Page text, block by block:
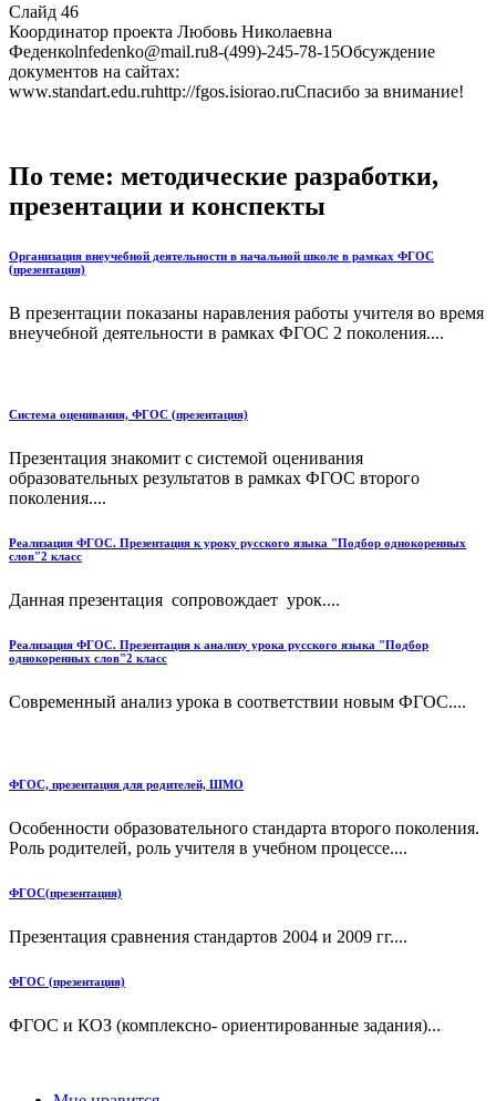
Слайд 46
Координатор проекта Любовь Николаевна
Феденкоlnfedenko@mail.ru8-(499)-245-78-15Обсуждение
документов на сайтах:
www.standart.edu.ruhttp://fgos.isiorao.ruСпасибо за внимание!
По теме: методические разработки,
презентации и конспекты
Организация внеучебной деятельности в начальной школе в рамках ФГОС
(презентация)
В презентации показаны наравления работы учителя во время
внеучебной деятельности в рамках ФГОС 2 поколения....
Система оценивания, ФГОС (презентация)
Презентация знакомит с системой оценивания
образовательных результатов в рамках ФГОС второго
поколения....
Реализация ФГОС. Презентация к уроку русского языка "Подбор однокоренных
слов"2 класс
Данная презентация сопровождает урок....
Реализация ФГОС. Презентация к анализу урока русского языка "Подбор
однокоренных слов"2 класс
Современный анализ урока в соответствии новым ФГОС....
ФГОС, презентация для родителей, ШМО
Особенности образовательного стандарта второго поколения.
Роль родителей, роль учителя в учебном процессе....
ФГОС(презентация)
Презентация сравнения стандартов 2004 и 2009 гг....
ФГОС (презентация)
ФГОС и КОЗ (комплексно- ориентированные задания)...